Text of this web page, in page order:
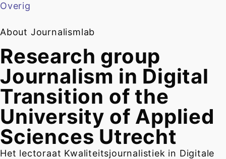
Overig
About Journalismlab
Research group
Journalism in Digital
Transition of the
University of Applied
Sciences Utrecht
Het lectoraat Kwaliteitsjournalistiek in Digitale